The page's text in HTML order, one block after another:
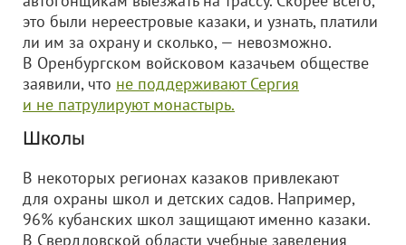
это были нереестровые казаки, и узнать, платили
ли им за охрану и сколько, — невозможно.
В Оренбургском войсковом казачьем обществе
заявили, что не поддерживают Сергия
и не патрулируют монастырь.
Школы
В некоторых регионах казаков привлекают
для охраны школ и детских садов. Например,
96% кубанских школ защищают именно казаки.
В Свердловской области учебные заведения